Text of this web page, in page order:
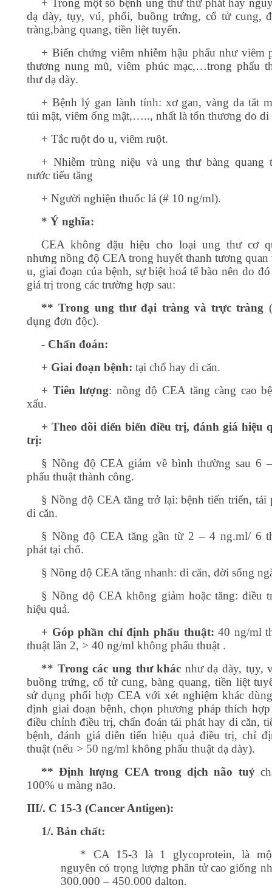
+ Trong một số bệnh ung thư thứ phát hay
dạ dày, tụy, vú, phổi, buồng trứng, cổ tử cung,
tràng,bàng quang, tiền liệt tuyến.
+ Biến chứng viêm nhiễm hậu phẩu như viêm
thương nung mũ, viêm phúc mạc,…trong phẩu
thư dạ dày.
+ Bệnh lý gan lành tính: xơ gan, vàng da tắt
túi mật, viêm ống mật,….., nhất là tổn thương do di
+ Tắc ruột do u, viêm ruột.
+ Nhiễm trùng niệu và ung thư bàng quang
nước tiểu tăng
+ Người nghiện thuốc lá (# 10 ng/ml).
* Ý nghĩa:
CEA không đặu hiệu cho loại ung thư cơ
nhưng nồng độ CEA trong huyết thanh tương
u, giai đoạn của bệnh, sự biệt hoá tế bào nên do
giá trị trong các trường hợp sau:
** Trong ung thư đại tràng và trực tràng
dụng đơn độc).
- Chẩn đoán:
+ Giai đoạn bệnh: tại chổ hay di căn.
+ Tiên lượng: nồng độ CEA tăng càng cao
xấu.
+ Theo dõi diển biến điều trị, đánh giá hiệu
trị:
§ Nồng độ CEA giảm về bình thường sau 6
phẩu thuật thành công.
§ Nồng độ CEA tăng trở lại: bệnh tiến triển, tái
di căn.
§ Nồng độ CEA tăng gần từ 2 – 4 ng.ml/ 6
phát tại chổ.
§ Nồng độ CEA tăng nhanh: di căn, đời sống
§ Nồng độ CEA không giảm hoặc tăng: điều
hiệu quả.
+ Góp phần chỉ định phẩu thuật: 40 ng/ml
thuật lần 2, > 40 ng/ml không phẩu thuật .
** Trong các ung thư khác như dạ dày, tụy,
buồng trứng, cổ tử cung, bàng quang, tiền liệt
sử dụng phối hợp CEA với xét nghiệm khác
định giai đoạn bệnh, chọn phương pháp thích
điều chỉnh điều trị, chẩn đoán tái phát hay di căn,
bệnh, đánh giá diễn tiến hiệu quả điều trị, chỉ
thuật (nếu > 50 ng/ml không phẩu thuật dạ dày).
** Định lượng CEA trong dịch não tuỷ
100% u màng não.
III/. C 15-3 (Cancer Antigen):
1/. Bản chất:
* CA 15-3 là 1 glycoprotein, là
nguyên có trọng lượng phân tử cao giống
300.000 – 450.000 dalton.